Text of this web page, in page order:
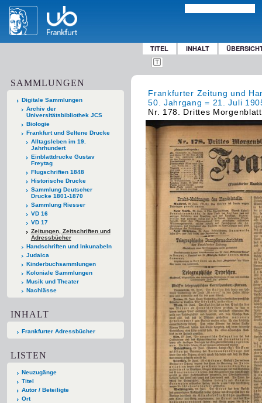
TITEL INHALT
SAMMLUNGEN
Digitale Sammlungen
Archiv der
Universitätsbibliothek JCS
Biologie
Frankfurt und Seltene Drucke
Alltagsleben im 19.
Jahrhundert
Einblattdrucke Gustav
Freytag
Flugschriften 1848
Historische Drucke
Sammlung Deutscher
Drucke 1801-1870
Sammlung Riesser
VD 16
VD 17
Zeitungen, Zeitschriften und
Adressbücher
Handschriften und Inkunabeln
Judaica
Kinderbuchsammlungen
Koloniale Sammlungen
Musik und Theater
Nachlässe
INHALT
Frankfurter Adressbücher
LISTEN
Neuzugänge
Titel
Autor / Beteiligte
Ort
Frankfurter Zeitung und
50. Jahrgang = 21. Juli
Nr. 178. Drittes